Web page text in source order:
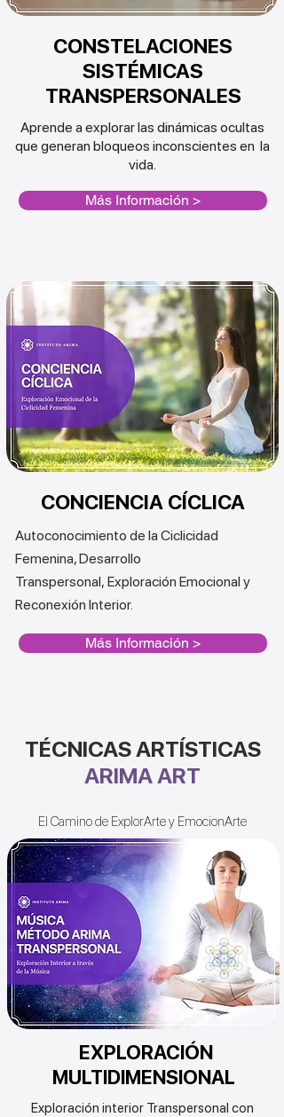
CONSTELACIONES
SISTÉMICAS
TRANSPERSONALES
Aprende a explorar las dinámicas ocultas
que generan bloqueos inconscientes en la
vida.
Más Información >
CONCIENCIA CÍCLICA
Autoconocimiento de la Ciclicidad
Femenina, Desarrollo
Transpersonal, Exploración Emocional y
Reconexión Interior.
Más Información >
TÉCNICAS ARTÍSTICAS
ARIMA ART
El Camino de ExplorArte y EmocionArte
EXPLORACIÓN
MULTIDIMENSIONAL
Exploración interior Transpersonal con